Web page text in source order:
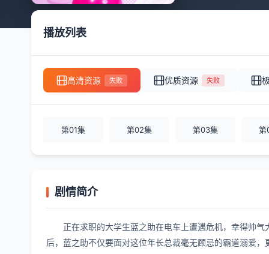
播放列表
高清资源 失败 优质资源 失败
第01集 第02集 第03集 第
剧情简介
正在求职的大学生蓝之助在电车上遭遇危机，幸得帅
后，蓝之助不仅要面对这位年长总裁毫无顾忌的霸道溺爱